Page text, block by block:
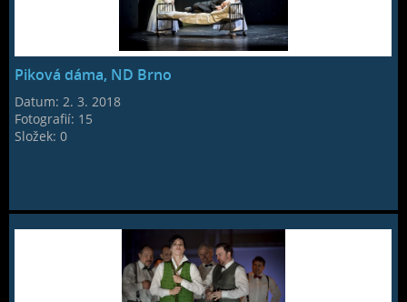
Piková dáma, ND Brno
Datum:2. 3. 2018
Fotografií: 15
Složek:0